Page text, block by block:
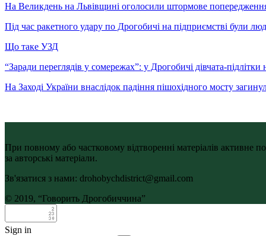
На Великдень на Львівщині оголосили штормове
Під час ракетного удару по Дрогобичі на підприємстві були
Що таке УЗД
“Заради переглядів у сомережах”: у Дрогобичі дівчата-
На Заході України внаслідок падіння пішохідного мосту
При повному або частковому відтворенні матеріалів активне
за авторські матеріали.
Зв'язатися з нами: drohobychdistrict@gmail.com
© 2019, “Говорить Дрогобиччина”
Sign in